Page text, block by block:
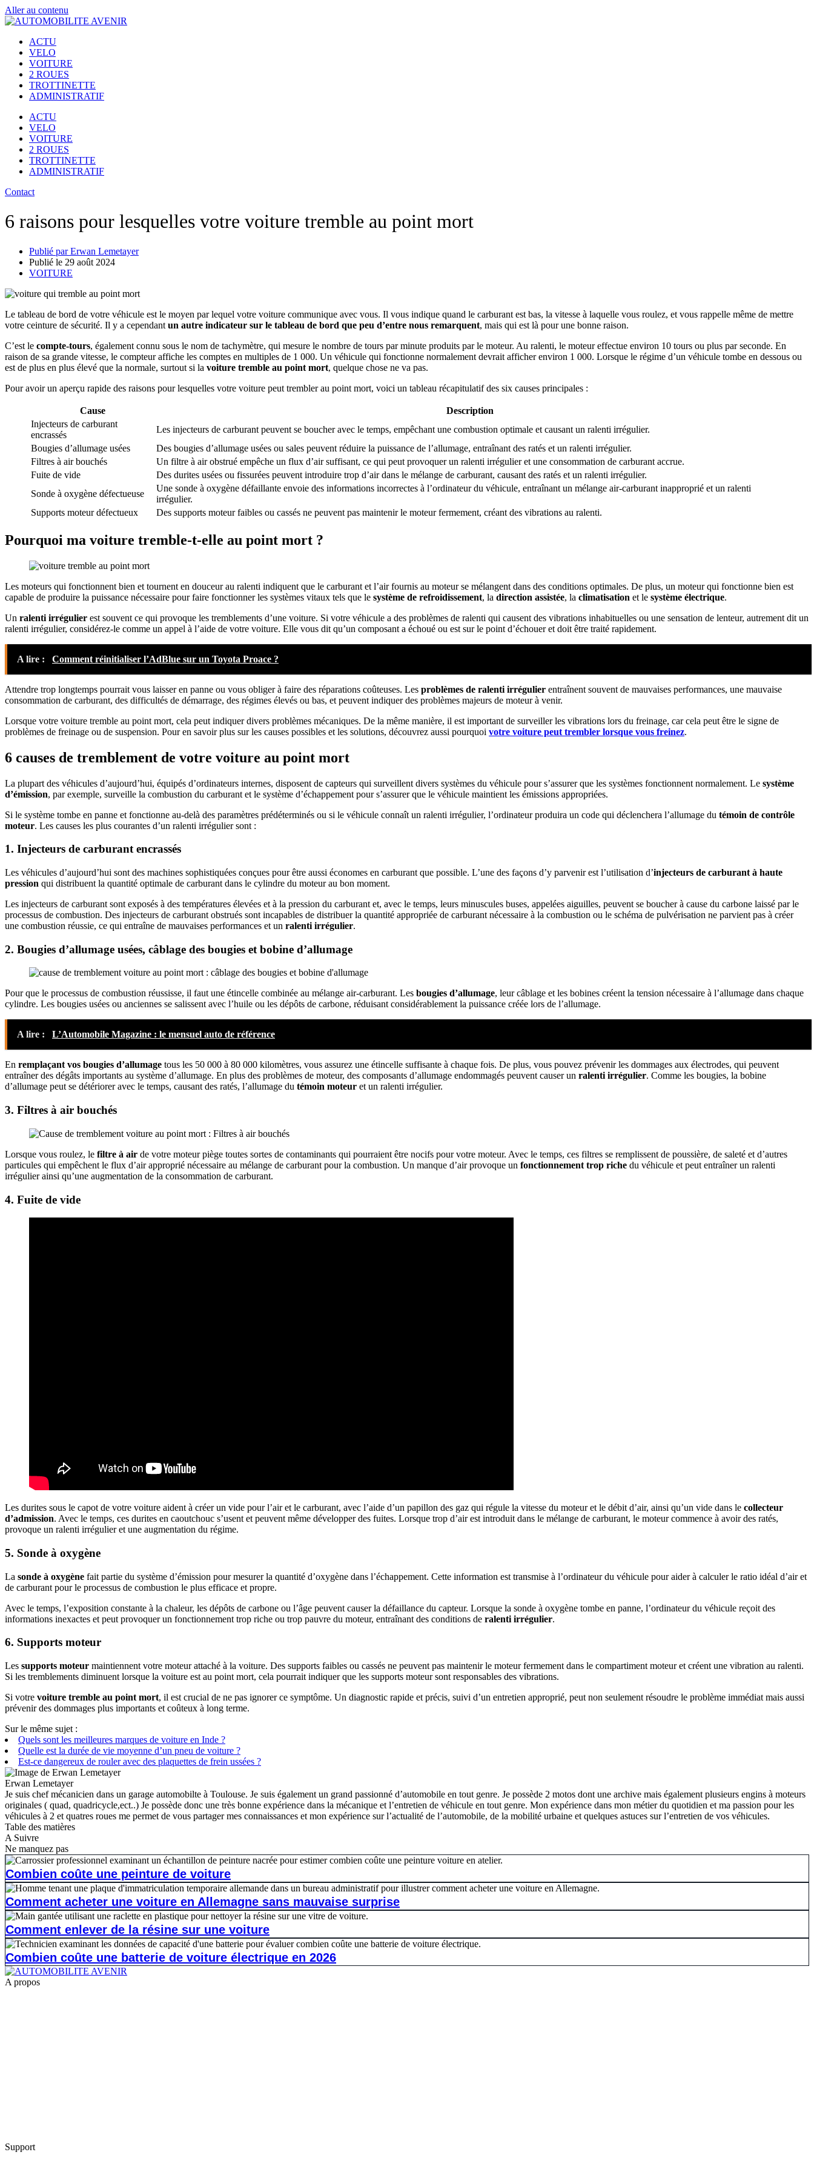
Aller au contenu
ACTU
VELO
VOITURE
2 ROUES
TROTTINETTE
ADMINISTRATIF
ACTU
VELO
VOITURE
2 ROUES
TROTTINETTE
ADMINISTRATIF
Contact
6 raisons pour lesquelles votre voiture tremble au point mort
Publié parErwan Lemetayer
Publié le 29 août 2024
VOITURE
Le tableau de bord de votre véhicule est le moyen par lequel votre voiture communique avec vous. Il vous indique quand le carburant est bas, la vitesse à laquelle vous roulez, et vous rappelle même de mettre
votre ceinture de sécurité. Il y a cependant un autre indicateur sur le tableau de bord que peu d’entre nous remarquent, mais qui est là pour une bonne raison.
C’est le compte-tours, également connu sous le nom de tachymètre, qui mesure le nombre de tours par minute produits par le moteur. Au ralenti, le moteur effectue environ 10 tours ou plus par seconde. En
raison de sa grande vitesse, le compteur affiche les comptes en multiples de 1 000. Un véhicule qui fonctionne normalement devrait afficher environ 1 000. Lorsque le régime d’un véhicule tombe en dessous ou
est de plus en plus élevé que la normale, surtout si la voiture tremble au point mort, quelque chose ne va pas.
Pour avoir un aperçu rapide des raisons pour lesquelles votre voiture peut trembler au point mort, voici un tableau récapitulatif des six causes principales :
Cause
Description
Injecteurs de carburant
encrassés
Les injecteurs de carburant peuvent se boucher avec le temps, empêchant une combustion optimale et causant un ralenti irrégulier.
Bougies d’allumage usées
Des bougies d’allumage usées ou sales peuvent réduire la puissance de l’allumage, entraînant des ratés et un ralenti irrégulier.
Filtres à air bouchés
Un filtre à air obstrué empêche un flux d’air suffisant, ce qui peut provoquer un ralenti irrégulier et une consommation de carburant accrue.
Fuite de vide
Des durites usées ou fissurées peuvent introduire trop d’air dans le mélange de carburant, causant des ratés et un ralenti irrégulier.
Sonde à oxygène défectueuse
Une sonde à oxygène défaillante envoie des informations incorrectes à l’ordinateur du véhicule, entraînant un mélange air-carburant inapproprié et un ralenti
irrégulier.
Supports moteur défectueux
Des supports moteur faibles ou cassés ne peuvent pas maintenir le moteur fermement, créant des vibrations au ralenti.
Pourquoi ma voiture tremble-t-elle au point mort ?
Les moteurs qui fonctionnent bien et tournent en douceur au ralenti indiquent que le carburant et l’air fournis au moteur se mélangent dans des conditions optimales. De plus, un moteur qui fonctionne bien est
capable de produire la puissance nécessaire pour faire fonctionner les systèmes vitaux tels que le système de refroidissement, la direction assistée, la climatisation et le système électrique.
Un ralenti irrégulier est souvent ce qui provoque les tremblements d’une voiture. Si votre véhicule a des problèmes de ralenti qui causent des vibrations inhabituelles ou une sensation de lenteur, autrement dit un
ralenti irrégulier, considérez-le comme un appel à l’aide de votre voiture. Elle vous dit qu’un composant a échoué ou est sur le point d’échouer et doit être traité rapidement.
A lire : Comment réinitialiser l’AdBlue sur un Toyota Proace ?
Attendre trop longtemps pourrait vous laisser en panne ou vous obliger à faire des réparations coûteuses. Les problèmes de ralenti irrégulier entraînent souvent de mauvaises performances, une mauvaise
consommation de carburant, des difficultés de démarrage, des régimes élevés ou bas, et peuvent indiquer des problèmes majeurs de moteur à venir.
Lorsque votre voiture tremble au point mort, cela peut indiquer divers problèmes mécaniques. De la même manière, il est important de surveiller les vibrations lors du freinage, car cela peut être le signe de
problèmes de freinage ou de suspension. Pour en savoir plus sur les causes possibles et les solutions, découvrez aussi pourquoi votre voiture peut trembler lorsque vous freinez.
6 causes de tremblement de votre voiture au point mort
La plupart des véhicules d’aujourd’hui, équipés d’ordinateurs internes, disposent de capteurs qui surveillent divers systèmes du véhicule pour s’assurer que les systèmes fonctionnent normalement. Le système
d’émission, par exemple, surveille la combustion du carburant et le système d’échappement pour s’assurer que le véhicule maintient les émissions appropriées.
Si le système tombe en panne et fonctionne au-delà des paramètres prédéterminés ou si le véhicule connaît un ralenti irrégulier, l’ordinateur produira un code qui déclenchera l’allumage du témoin de contrôle
moteur. Les causes les plus courantes d’un ralenti irrégulier sont :
1. Injecteurs de carburant encrassés
Les véhicules d’aujourd’hui sont des machines sophistiquées conçues pour être aussi économes en carburant que possible. L’une des façons d’y parvenir est l’utilisation d’injecteurs de carburant à haute
pression qui distribuent la quantité optimale de carburant dans le cylindre du moteur au bon moment.
Les injecteurs de carburant sont exposés à des températures élevées et à la pression du carburant et, avec le temps, leurs minuscules buses, appelées aiguilles, peuvent se boucher à cause du carbone laissé par le
processus de combustion. Des injecteurs de carburant obstrués sont incapables de distribuer la quantité appropriée de carburant nécessaire à la combustion ou le schéma de pulvérisation ne parvient pas à créer
une combustion réussie, ce qui entraîne de mauvaises performances et un ralenti irrégulier.
2. Bougies d’allumage usées, câblage des bougies et bobine d’allumage
Pour que le processus de combustion réussisse, il faut une étincelle combinée au mélange air-carburant. Les bougies d’allumage, leur câblage et les bobines créent la tension nécessaire à l’allumage dans chaque
cylindre. Les bougies usées ou anciennes se salissent avec l’huile ou les dépôts de carbone, réduisant considérablement la puissance créée lors de l’allumage.
A lire : L’Automobile Magazine : le mensuel auto de référence
En remplaçant vos bougies d’allumage tous les 50 000 à 80 000 kilomètres, vous assurez une étincelle suffisante à chaque fois. De plus, vous pouvez prévenir les dommages aux électrodes, qui peuvent
entraîner des dégâts importants au système d’allumage. En plus des problèmes de moteur, des composants d’allumage endommagés peuvent causer un ralenti irrégulier. Comme les bougies, la bobine
d’allumage peut se détériorer avec le temps, causant des ratés, l’allumage du témoin moteur et un ralenti irrégulier.
3. Filtres à air bouchés
Lorsque vous roulez, le filtre à air de votre moteur piège toutes sortes de contaminants qui pourraient être nocifs pour votre moteur. Avec le temps, ces filtres se remplissent de poussière, de saleté et d’autres
particules qui empêchent le flux d’air approprié nécessaire au mélange de carburant pour la combustion. Un manque d’air provoque un fonctionnement trop riche du véhicule et peut entraîner un ralenti
irrégulier ainsi qu’une augmentation de la consommation de carburant.
4. Fuite de vide
Les durites sous le capot de votre voiture aident à créer un vide pour l’air et le carburant, avec l’aide d’un papillon des gaz qui régule la vitesse du moteur et le débit d’air, ainsi qu’un vide dans le collecteur
d’admission. Avec le temps, ces durites en caoutchouc s’usent et peuvent même développer des fuites. Lorsque trop d’air est introduit dans le mélange de carburant, le moteur commence à avoir des ratés,
provoque un ralenti irrégulier et une augmentation du régime.
5. Sonde à oxygène
La sonde à oxygène fait partie du système d’émission pour mesurer la quantité d’oxygène dans l’échappement. Cette information est transmise à l’ordinateur du véhicule pour aider à calculer le ratio idéal d’air et
de carburant pour le processus de combustion le plus efficace et propre.
Avec le temps, l’exposition constante à la chaleur, les dépôts de carbone ou l’âge peuvent causer la défaillance du capteur. Lorsque la sonde à oxygène tombe en panne, l’ordinateur du véhicule reçoit des
informations inexactes et peut provoquer un fonctionnement trop riche ou trop pauvre du moteur, entraînant des conditions de ralenti irrégulier.
6. Supports moteur
Les supports moteur maintiennent votre moteur attaché à la voiture. Des supports faibles ou cassés ne peuvent pas maintenir le moteur fermement dans le compartiment moteur et créent une vibration au ralenti.
Si les tremblements diminuent lorsque la voiture est au point mort, cela pourrait indiquer que les supports moteur sont responsables des vibrations.
Si votre voiture tremble au point mort, il est crucial de ne pas ignorer ce symptôme. Un diagnostic rapide et précis, suivi d’un entretien approprié, peut non seulement résoudre le problème immédiat mais aussi
prévenir des dommages plus importants et coûteux à long terme.
Sur le même sujet :
Quels sont les meilleures marques de voiture en Inde ?
Quelle est la durée de vie moyenne d’un pneu de voiture ?
Est-ce dangereux de rouler avec des plaquettes de frein ussées ?
Erwan Lemetayer
Je suis chef mécanicien dans un garage automobilte à Toulouse. Je suis également un grand passionné d’automobile en tout genre. Je possède 2 motos dont une archive mais également plusieurs engins à moteurs
originales ( quad, quadricycle,ect..) Je possède donc une très bonne expérience dans la mécanique et l’entretien de véhicule en tout genre. Mon expérience dans mon métier du quotidien et ma passion pour les
véhicules à 2 et quatres roues me permet de vous partager mes connaissances et mon expérience sur l’actualité de l’automobile, de la mobilité urbaine et quelques astuces sur l’entretien de vos véhicules.
Table des matières
A Suivre
Ne manquez pas
Combien coûte une peinture de voiture
Comment acheter une voiture en Allemagne sans mauvaise surprise
Comment enlever de la résine sur une voiture
Combien coûte une batterie de voiture électrique en 2026
A propos
Support